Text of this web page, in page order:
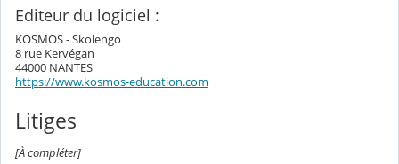
Editeur du logiciel :
KOSMOS - Skolengo
8 rue Kervégan
44000 NANTES
https://www.kosmos-education.com
Litiges
[À compléter]